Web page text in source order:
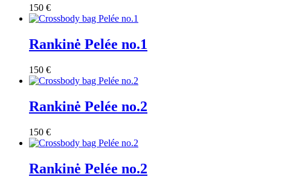
150 €
Rankinė Pelée no.1
150 €
Rankinė Pelée no.2
150 €
Rankinė Pelée no.2